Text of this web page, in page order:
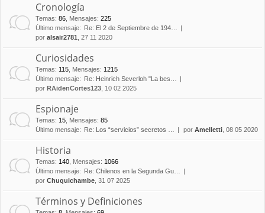
Cronología
Temas: 86 Mensajes: 225
Último mensaje:
Re: El 2 de Septiembre de 194…
por alsair2781 , 27 11 2020
Curiosidades
Temas: 115 Mensajes: 1215
Último mensaje:
Re: Heinrich Severloh "La bes…
por RAidenCortes123 , 10 02 2025
Espionaje
Temas: 15 Mensajes: 85
Último mensaje:
Re: Los “servicios” secretos … por Amelletti , 08 05 2020
Historia
Temas: 140 Mensajes: 1066
Último mensaje:
Re: Chilenos en la Segunda Gu…
por Chuquichambe , 31 07 2025
Términos y Definiciones